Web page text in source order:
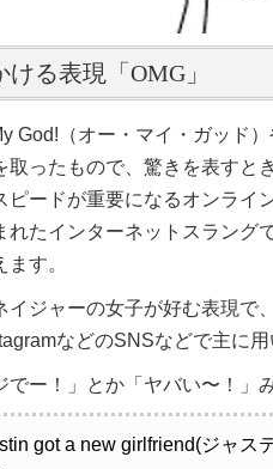
る表現「OMG」
God!（オー・マイ・ガッド
取ったもので、驚きを表すと
ピードが重要になるオンライ
れたインターネットスラング
す。
イジャーの女子が好む表現で
などのSNSなどで主に用
でー！」とか「ヤバい〜！」
got a new girlfriend(ジャス